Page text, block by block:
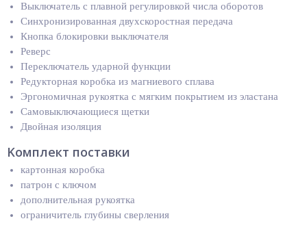
Выключатель с плавной регулировкой числа оборотов
Синхронизированная двухскоростная передача
Кнопка блокировки выключателя
Реверс
Переключатель ударной функции
Редукторная коробка из магниевого сплава
Эргономичная рукоятка с мягким покрытием из эластана
Самовыключающиеся щетки
Двойная изоляция
Kомплект поставки
картонная коробка
патрон с ключом
дополнительная рукоятка
ограничитель глубины сверления